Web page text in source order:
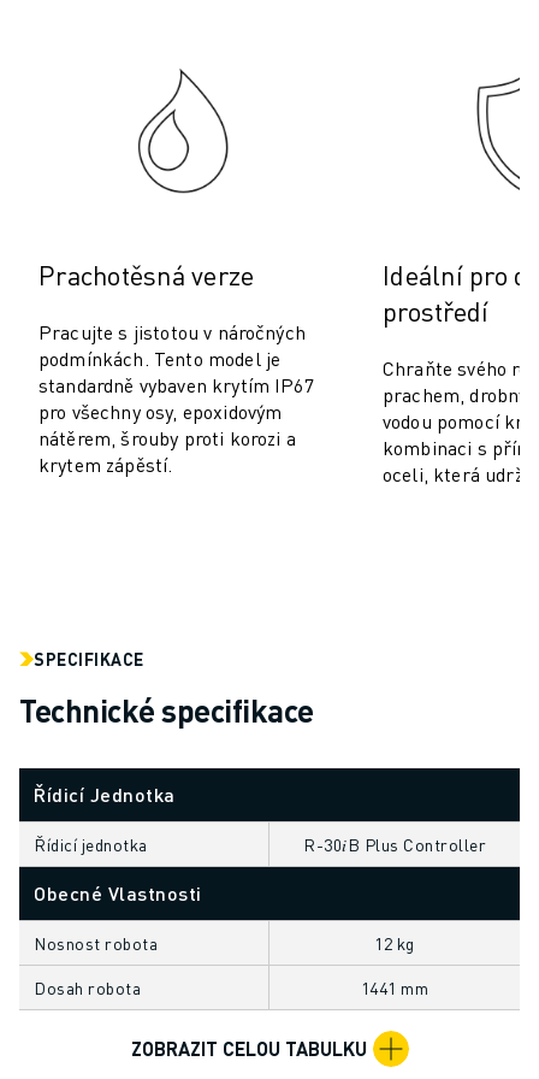
DRÁTOVÉ ELEKTROEROZIVNÍ OBRÁBĚNÍ ROBOCUT
ROBOCUT HARDWARE
ROBOCUT SOFTWARE
PREVENTIVNÍ ÚDRŽBA ROBOCUT
CHYTRÁ TOVÁRNÍ ŘEŠENÍ
CHYTRÁ TOVÁRNÍ ŘEŠENÍ PRO ZVÝŠENÍ EFEKTIVITY VÝROBY (IOT)
REGISTRACE PRODUKTU " PORTÁL FANUC
PŘÍPADOVÉ STUDIE
ŘEŠENÍ
ODVĚTVÍ
ODVĚTVÍ
ZDRAVOTNICTVÍ
SKLADOVÁNÍ, LOGISTIKA, POŠTA A ZÁSILKY
VŠECHNY APLIKACE
OBLOUKOVÉ SVAŘOVÁNÍ
CNC BROUŠENÍ
CNC FRÉZOVÁNÍ
CNC SOUSTRUŽENÍ
VYSOKORYCHLOSTNÍ VRTÁNÍ A ZÁVITOVÁNÍ
Prachotěsná verze
Pracujte s jistotou v náročných
podmínkách. Tento model je
standardně vybaven krytím IP67
pro všechny osy, epoxidovým
nátěrem, šrouby proti korozi a
krytem zápěstí.
Ideální pro
prostředí
Chraňte svého
prachem,
vodou pomocí
kombinaci s
oceli, která
SPECIFIKACE
Technické specifikace
Řídicí Jednotka
Řídicí jednotka R-30𝑖B Plus Controller
Obecné Vlastnosti
Nosnost robota 12 kg
Dosah robota 1441 mm
ZOBRAZIT CELOU TABULKU